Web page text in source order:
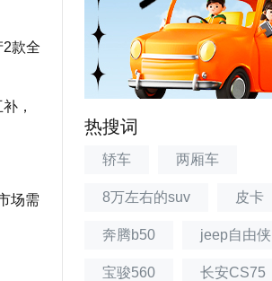
款全
，
场需
热搜词
轿车 两厢车
8万左右的suv 皮卡
奔腾b50 jeep自由侠
宝骏560 长安CS75